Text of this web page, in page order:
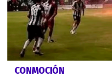
CONMOCIÓN